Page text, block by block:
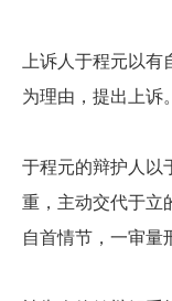
上诉人于程元以
为理由，提出上诉。
于程元的辩护人以
重，主动交代于立
自首情节，一审量